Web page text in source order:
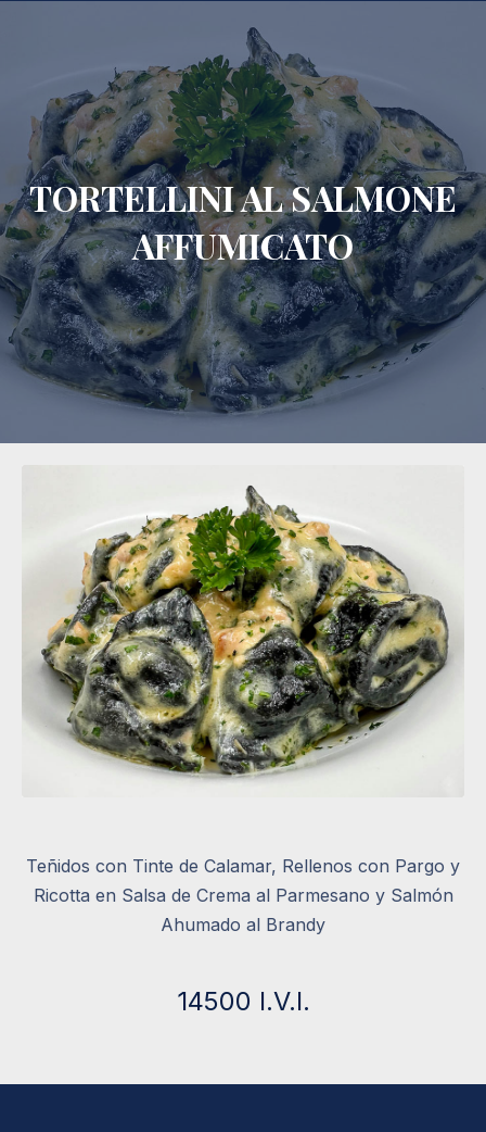
TORTELLINI AL SALMONE
AFFUMICATO
Teñidos con Tinte de Calamar, Rellenos con Pargo y
Ricotta en Salsa de Crema al Parmesano y Salmón
Ahumado al Brandy
14500 I.V.I.